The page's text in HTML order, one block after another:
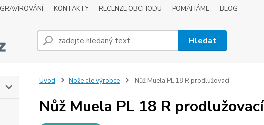
GRAVÍROVÁNÍ KONTAKTY RECENZE OBCHODU POMÁHÁME BLOG
Hledat
Úvod Nože dle výrobce Nůž Muela PL 18 R prodlužovací
Nůž Muela PL 18 R prodlužovací